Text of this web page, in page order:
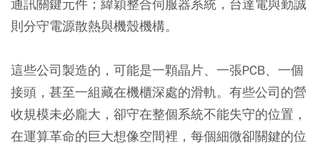
通訊關鍵元件；緯穎整合伺服器系統，台達電與勤誠
則分守電源散熱與機殼機構。
這些公司製造的，可能是一顆晶片、一張PCB、一個
接頭，甚至一組藏在機櫃深處的滑軌。有些公司的營
收規模未必龐大，卻守在整個系統不能失守的位置，
在運算革命的巨大想像空間裡，每個細微卻關鍵的位